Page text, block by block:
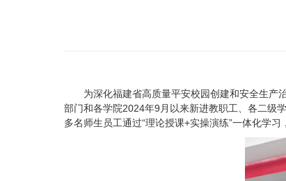
为深化福建省高质量平安校园创建和安全生产
部门和各学院2024年9 月以来新进教职工、各二级
多名师生员工通过“理论授课+实操演练”一体化学习